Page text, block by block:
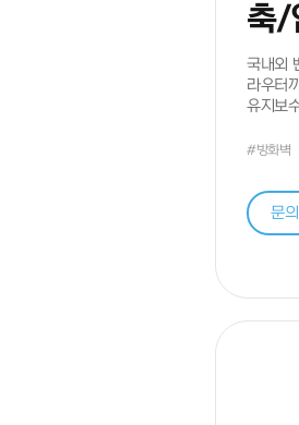
축/
국내외
라우터
유지보
#방화벽
문